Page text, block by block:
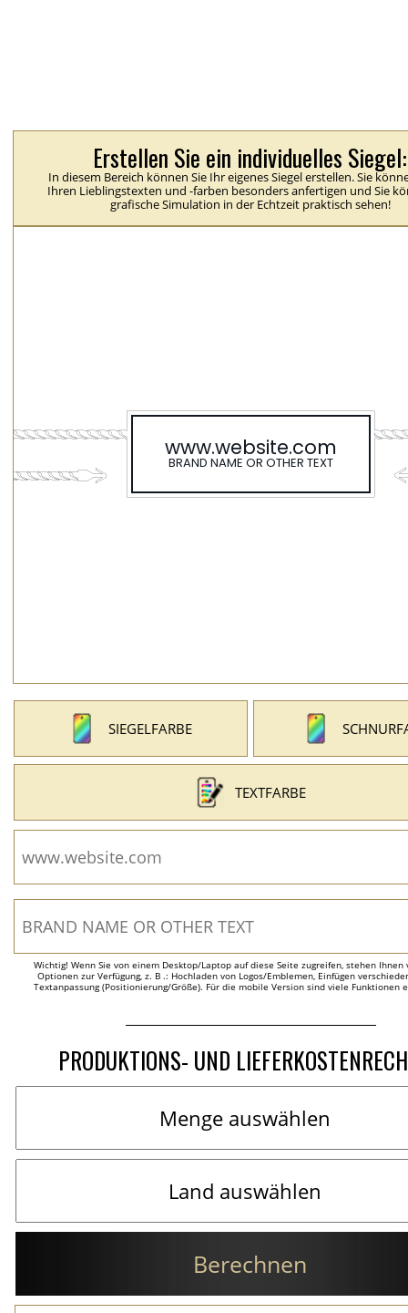
Erstellen Sie ein individuelles Siegel:
In diesem Bereich können Sie Ihr eigenes Siegel erstellen. Sie
Ihren Lieblingstexten und -farben besonders anfertigen und Sie
grafische Simulation in der Echtzeit praktisch sehen!
SIEGELFARBE
TEXTFARBE
Wichtig! Wenn Sie von einem Desktop/Laptop auf diese Seite zugreifen, stehen Ihnen
Optionen zur Verfügung, z. B .: Hochladen von Logos/Emblemen, Einfügen
Textanpassung (Positionierung/Größe). Für die mobile Version sind viele Funktionen
PRODUKTIONS- UND
Berechnen